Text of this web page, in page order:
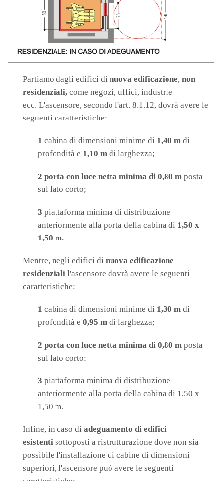
Partiamo dagli edifici di nuova edificazione, non
residenziali, come negozi, uffici, industrie
ecc. L'ascensore, secondo l'art. 8.1.12, dovrà avere le
seguenti caratteristiche:
1 cabina di dimensioni minime di 1,40 m di
profondità e 1,10 m di larghezza;
2 porta con luce netta minima di 0,80 m posta
sul lato corto;
3 piattaforma minima di distribuzione
anteriormente alla porta della cabina di 1,50 x
1,50 m.
Mentre, negli edifici di nuova edificazione
residenziali l'ascensore dovrà avere le seguenti
caratteristiche:
1 cabina di dimensioni minime di 1,30 m di
profondità e 0,95 m di larghezza;
2 porta con luce netta minima di 0,80 m posta
sul lato corto;
3 piattaforma minima di distribuzione
anteriormente alla porta della cabina di 1,50 x
1,50 m.
Infine, in caso di adeguamento di edifici
esistenti sottoposti a ristrutturazione dove non sia
possibile l'installazione di cabine di dimensioni
superiori, l'ascensore può avere le seguenti